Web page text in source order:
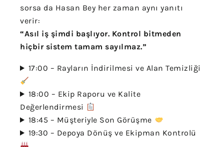
sorsa da Hasan Bey her zaman aynı yanıtı
verir:
“Asıl iş şimdi başlıyor. Kontrol bitmeden
hiçbir sistem tamam sayılmaz.”
17:00 – Rayların İndirilmesi ve Alan Temizliği
18:00 – Ekip Raporu ve Kalite
Değerlendirmesi
18:45 – Müşteriyle Son Görüşme
19:30 – Depoya Dönüş ve Ekipman Kontrolü